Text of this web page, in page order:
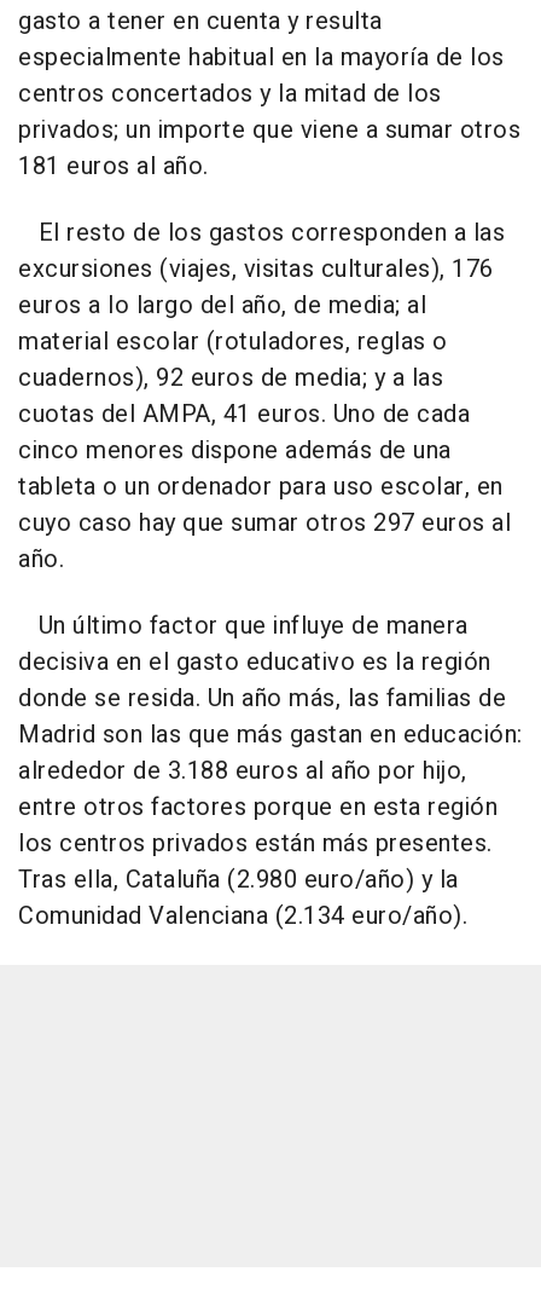
gasto a tener en cuenta y resulta
especialmente habitual en la mayoría de los
centros concertados y la mitad de los
privados; un importe que viene a sumar otros
181 euros al año.
El resto de los gastos corresponden a las
excursiones (viajes, visitas culturales), 176
euros a lo largo del año, de media; al
material escolar (rotuladores, reglas o
cuadernos), 92 euros de media; y a las
cuotas del AMPA, 41 euros. Uno de cada
cinco menores dispone además de una
tableta o un ordenador para uso escolar, en
cuyo caso hay que sumar otros 297 euros al
año.
Un último factor que influye de manera
decisiva en el gasto educativo es la región
donde se resida. Un año más, las familias de
Madrid son las que más gastan en educación:
alrededor de 3.188 euros al año por hijo,
entre otros factores porque en esta región
los centros privados están más presentes.
Tras ella, Cataluña (2.980 euro/año) y la
Comunidad Valenciana (2.134 euro/año).